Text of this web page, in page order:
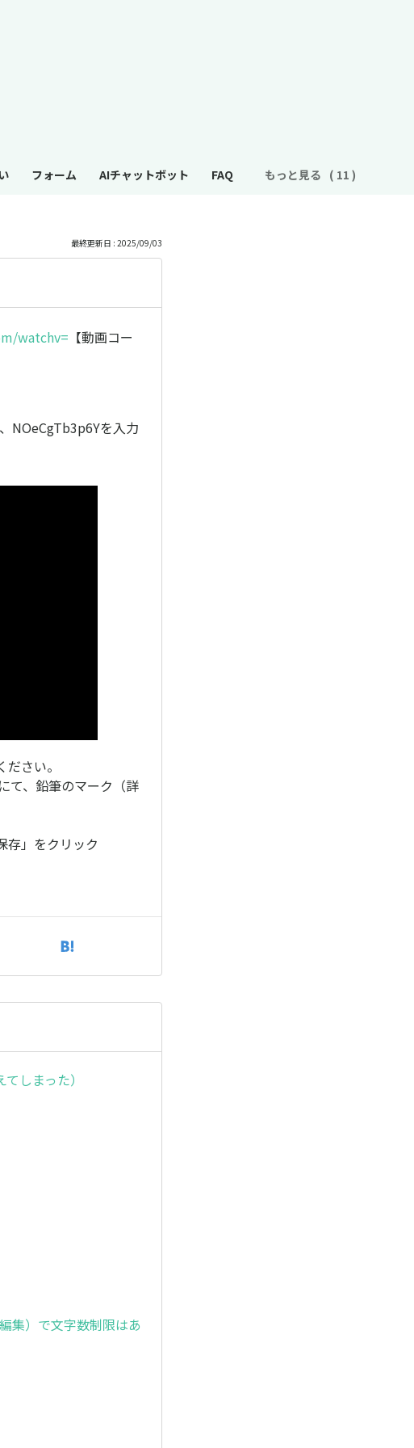
フォーム AIチャットボット FAQ もっと見る
最終更新日 : 2025/09/03
watchv= 【動画コー
NOeCgTb3p6Yを入力
さい。
て、鉛筆のマーク（詳
存」をクリック
しまった）
集）で文字数制限はあ